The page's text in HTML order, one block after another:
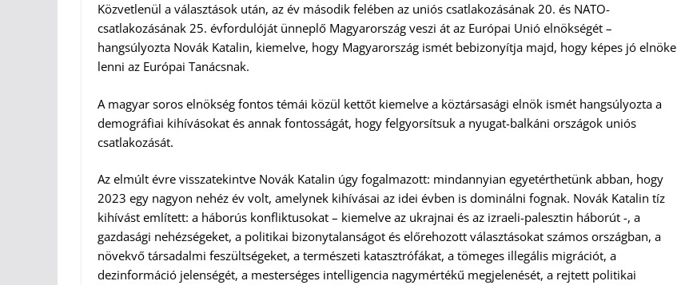
Közvetlenül a választások után, az év második felében az uniós csatlakozásának 20. és NATO-
csatlakozásának 25. évfordulóját ünneplő Magyarország veszi át az Európai Unió elnökségét –
hangsúlyozta Novák Katalin, kiemelve, hogy Magyarország ismét bebizonyítja majd, hogy képes jó elnöke
lenni az Európai Tanácsnak.
A magyar soros elnökség fontos témái közül kettőt kiemelve a köztársasági elnök ismét hangsúlyozta a
demográfiai kihívásokat és annak fontosságát, hogy felgyorsítsuk a nyugat-balkáni országok uniós
csatlakozását.
Az elmúlt évre visszatekintve Novák Katalin úgy fogalmazott: mindannyian egyetérthetünk abban, hogy
2023 egy nagyon nehéz év volt, amelynek kihívásai az idei évben is dominálni fognak. Novák Katalin tíz
kihívást említett: a háborús konfliktusokat – kiemelve az ukrajnai és az izraeli-palesztin háborút -, a
gazdasági nehézségeket, a politikai bizonytalanságot és előrehozott választásokat számos országban, a
növekvő társadalmi feszültségeket, a természeti katasztrófákat, a tömeges illegális migrációt, a
dezinformáció jelenségét, a mesterséges intelligencia nagymértékű megjelenését, a rejtett politikai